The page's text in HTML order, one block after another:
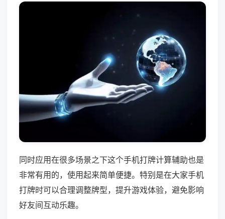
同时应用在很多场景之下这个手机打牌计算辅助也是
非常有用的，使用起来简单便捷。特别是在大家手机
打牌时可以合理调整牌型，提升游戏体验，避免影响
好友间互动乐趣。